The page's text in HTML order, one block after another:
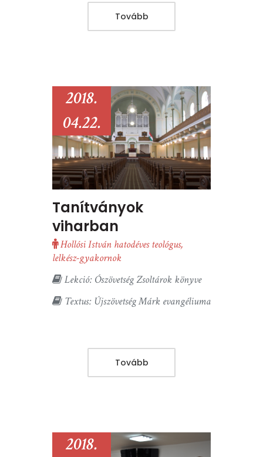
Tovább
Tanítványok
viharban
2018.
04.22.
Hollósi István hatodéves teológus,
lelkész-gyakornok
Lekció: Ószövetség Zsoltárok könyve
Textus: Újszövetség Márk evangéliuma
Tovább
2018.